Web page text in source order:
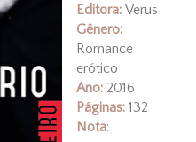
Editora:Verus
Gênero:
Romance
erótico
Ano:2016
Páginas:132
Nota: